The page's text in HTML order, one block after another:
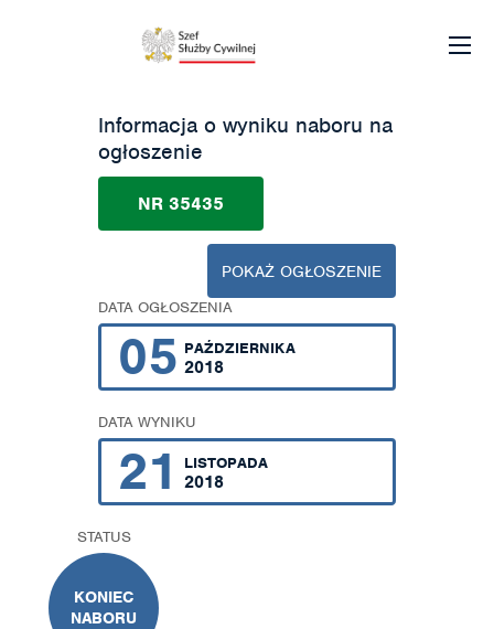
Informacja o wyniku naboru na
ogłoszenie
NR 35435
POKAŻ OGŁOSZENIE
DATA OGŁOSZENIA
05 PAŹDZIERNIKA
2018
DATA WYNIKU
21 LISTOPADA
2018
STATUS
KONIEC
NABORU